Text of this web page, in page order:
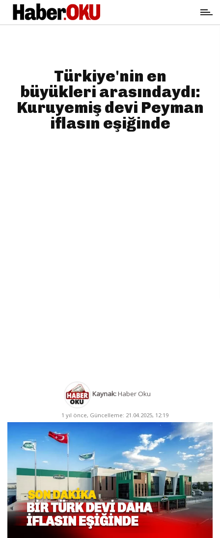
Türkiye'nin en
büyükleri arasındaydı:
Kuruyemiş devi Peyman
iflasın eşiğinde
Kaynak:Haber Oku
1 yıl önce, Güncelleme: 21.04.2025, 12:19